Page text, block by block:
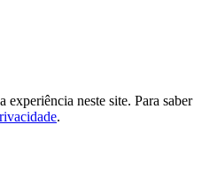
experiência neste site. Para saber
.